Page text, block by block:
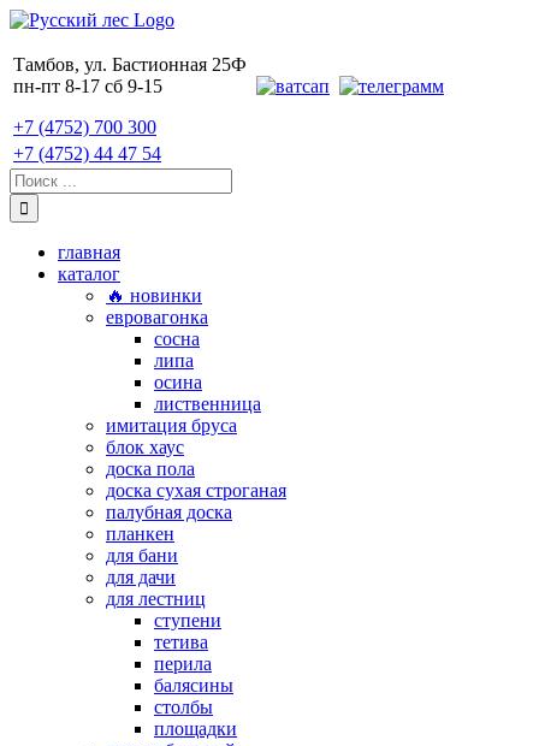
Skip
content
Тамбов, ул. Бастионная 25Ф
пн-пт 8-17 сб 9-15
+7 (4752) 700 300
+7 (4752) 44 47 54
Поиск:
главная
каталог
🔥 новинки
евровагонка
сосна
липа
осина
лиственница
имитация бруса
блок хаус
доска пола
доска сухая строганая
палубная доска
планкен
для бани
для дачи
для лестниц
ступени
тетива
перила
балясины
столбы
площадки